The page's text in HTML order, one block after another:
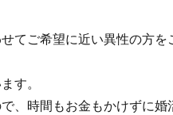
てご希望に近い異性の方
す。
時間もお金もかけずに婚